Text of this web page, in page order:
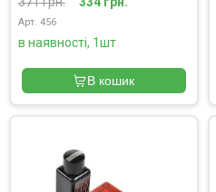
Арт. 456
в наявності, 1шт
В кошик